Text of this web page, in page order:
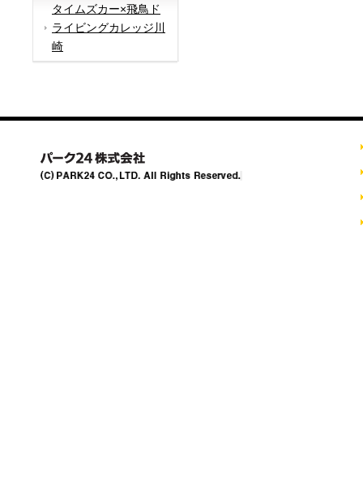
タイムズカー×飛鳥ド
ライビングカレッジ川
崎